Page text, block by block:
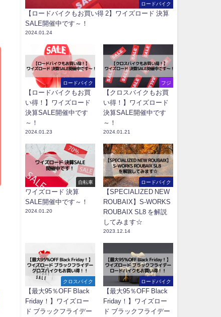
ロードバイク
【ロードバイクもお買い得 2】ワイズロード 決算
SALE開催中です～！
2024.01.24
ロードバイク
【ロードバイクもお買
い得！】ワイズロード
決算SALE開催中です
～！
2024.01.23
フジ
【クロスバイクもお買
い得！】ワイズロード
決算SALE開催中です
～！
2024.01.21
自転車
ワイズロード 決算
SALE開催中です～！
2024.01.20
ロードバイク
【SPECIALIZED NEW
ROUBAIX】S-WORKS
ROUBAIX SL8 を解説
してみます☆
2023.12.14
クロスバイク
【最大95％OFF Black
Friday！】ワイズロー
ド ブラックフライデー
ロードバイク
【最大95％OFF Black
Friday！】ワイズロー
ド ブラックフライデー